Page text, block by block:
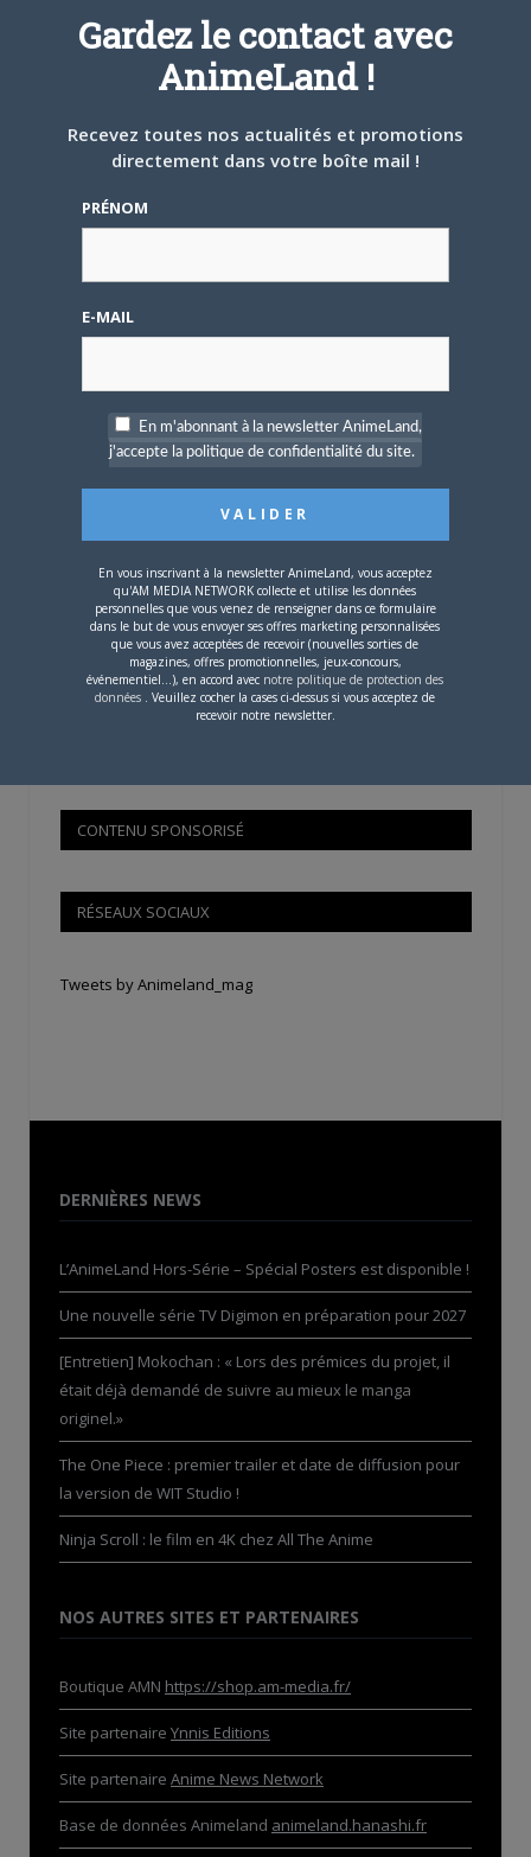
Mot de passe
Se souvenir de moi
Créer un
OÙ TROUVER NOS MAGAZINES
Si votre ville n'est pas dans la liste,contactez-nous!
CONTENU SPONSORISÉ
RÉSEAUX SOCIAUX
Tweets by Animeland_mag
DERNIÈRES NEWS
L’AnimeLand Hors-Série – Spécial Posters est disponible !
Une nouvelle série TV Digimon en préparation pour 2027
[Entretien] Mokochan : « Lors des prémices du projet, il
était déjà demandé de suivre au mieux le manga
originel.»
The One Piece : premier trailer et date de diffusion pour
la version de WIT Studio !
Ninja Scroll : le film en 4K chez All The Anime
NOS AUTRES SITES ET PARTENAIRES
Boutique AMN https://shop.am-media.fr/
Site partenaire Ynnis Editions
Site partenaire Anime News Network
Base de données Animeland animeland.hanashi.fr
Gardez le contact avec
AnimeLand !
Recevez toutes nos actualités et promotions
directement dans votre boîte mail !
PRÉNOM
E-MAIL
En m'abonnant à la newsletter AnimeLand,
j'accepte la politique de confidentialité du site.
En vous inscrivant à la newsletter AnimeLand, vous acceptez
qu'AM MEDIA NETWORK collecte et utilise les données
personnelles que vous venez de renseigner dans ce formulaire
dans le but de vous envoyer ses offres marketing personnalisées
que vous avez acceptées de recevoir (nouvelles sorties de
magazines, offres promotionnelles, jeux-concours,
événementiel...), en accord avec notre politique de protection des
données . Veuillez cocher la cases ci-dessus si vous acceptez de
recevoir notre newsletter.